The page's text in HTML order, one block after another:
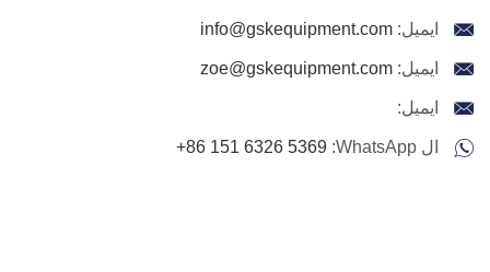
ايميل: info@gskequipment.com
ايميل: zoe@gskequipment.com
ايميل:
ال WhatsApp: +86 151 6326 5369